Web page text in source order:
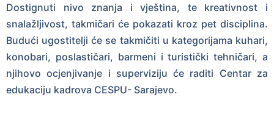
Dostignuti nivo znanja i vještina, te kreativnost i
snalažljivost, takmičari će pokazati kroz pet disciplina.
Budući ugostitelji će se takmičiti u kategorijama kuhari,
konobari, poslastičari, barmeni i turistički tehničari, a
njihovo ocjenjivanje i superviziju će raditi Centar za
edukaciju kadrova CESPU- Sarajevo.